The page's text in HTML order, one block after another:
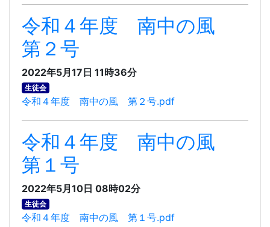
令和４年度 南中の風
第２号
2022年5月17日 11時36分
生徒会
令和４年度 南中の風 第２号.pdf
令和４年度 南中の風
第１号
2022年5月10日 08時02分
生徒会
令和４年度 南中の風 第１号.pdf